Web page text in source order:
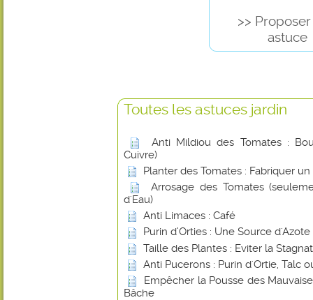
>>
astuce
Toutes les astuces jardin
Anti Mildiou des Tomates :
Cuivre)
Planter des Tomates : Fabriquer
Arrosage des Tomates
d'Eau)
Anti Limaces : Café
Purin d’Orties : Une Source
Taille des Plantes : Eviter la
Anti Pucerons : Purin d'Ortie, Talc
Empêcher la Pousse des
Bâche